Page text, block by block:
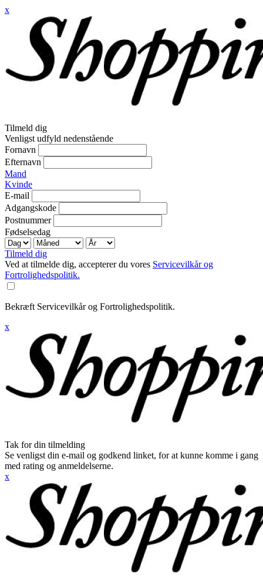
x
Tilmeld dig
Venligst udfyld nedenstående
Fornavn
Efternavn
Mand
Kvinde
E-mail
Adgangskode
Postnummer
Fødselsedag
Tilmeld dig
Ved at tilmelde dig, accepterer du vores Servicevilkår og
Fortrolighedspolitik.
Bekræft Servicevilkår og Fortrolighedspolitik.
x
Tak for din tilmelding
Se venligst din e-mail og godkend linket, for at kunne komme i gang
med rating og anmeldelserne.
x